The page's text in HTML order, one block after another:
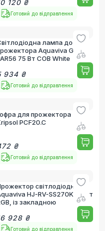
120 ₴
Готовий до відправлення
лампа до
Aquaviva GAS
75 Вт COB White
934 ₴
Готовий до відправлення
для прожектора
PCF20.C
₴
Готовий до відправлення
світлодіодний
HJ-RV-SS270K, 18 Вт
із закладною
928 ₴
Готовий до відправлення